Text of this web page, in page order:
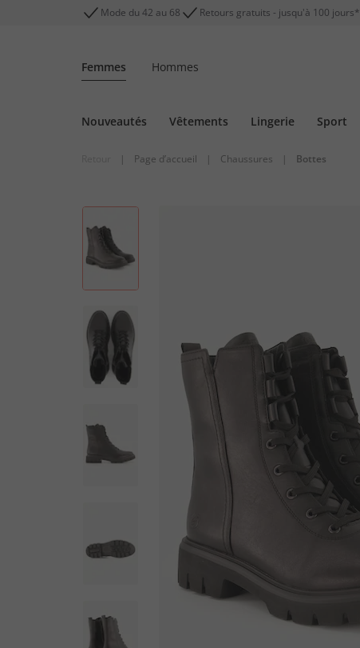
Mode du 42 au 68 Retours gratuits - jusqu'à 100 jours*
Femmes Hommes
Nouveautés Vêtements Lingerie Sport
| Page d’accueil | Chaussures | Bottes